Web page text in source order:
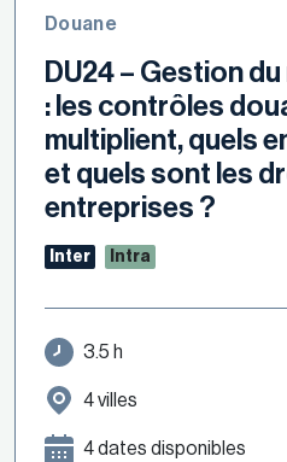
Douane
DU24 – Gestion
: les contrôles
multiplient, quels
et quels sont les
entreprises ?
Inter Intra
3.5 h
4 villes
4 dates disponibles